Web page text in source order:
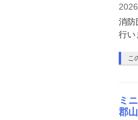
消防
行い
こ
ミ
郡